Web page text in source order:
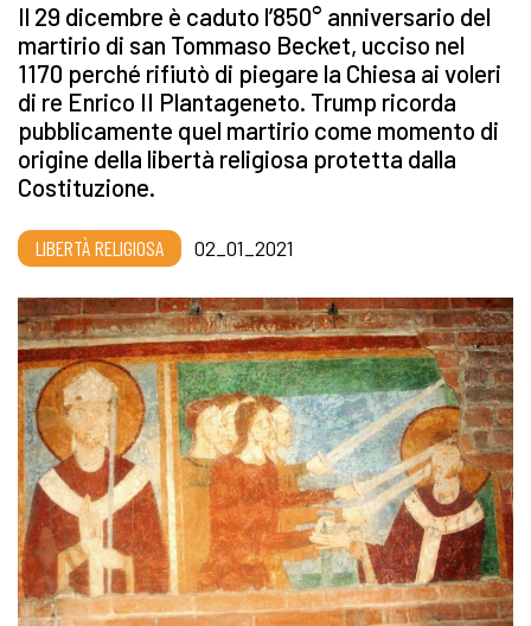
Il 29 dicembre è caduto l’850° anniversario del
martirio di san Tommaso Becket, ucciso nel
1170 perché rifiutò di piegare la Chiesa ai voleri
di re Enrico II Plantageneto. Trump ricorda
pubblicamente quel martirio come momento di
origine della libertà religiosa protetta dalla
Costituzione.
LIBERTÀ RELIGIOSA 02_01_2021